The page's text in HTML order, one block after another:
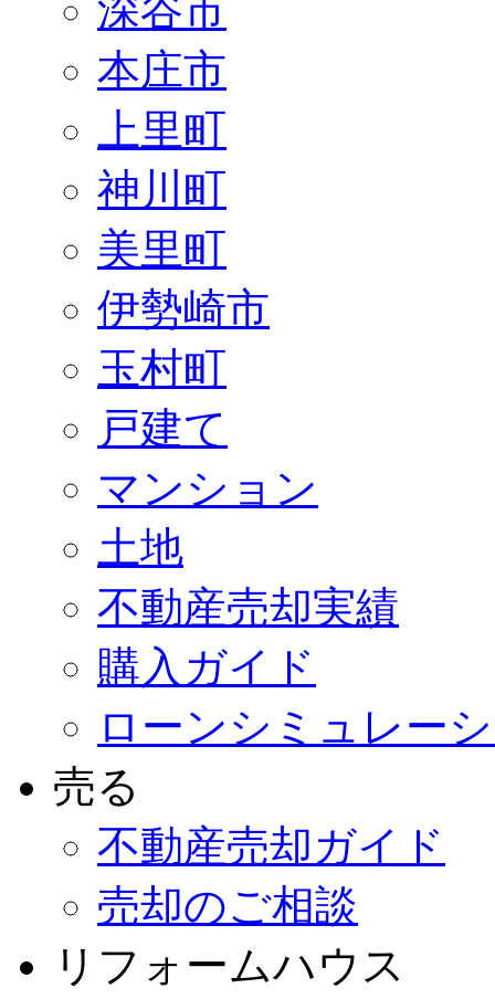
深谷市
本庄市
上里町
神川町
美里町
伊勢崎市
玉村町
戸建て
マンション
土地
不動産売却実績
購入ガイド
ローンシミュレー
売る
不動産売却ガイド
売却のご相談
リフォームハウス